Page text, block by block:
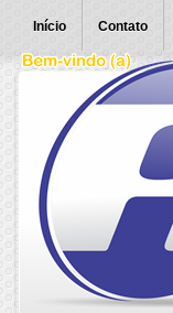
Início Contato